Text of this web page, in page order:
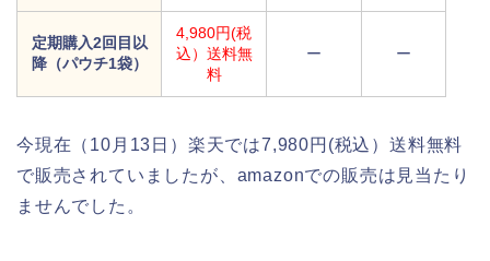
定期購入2回目以
降（パウチ1袋）
4,980円(税
込）送料無
料
ー ー
今現在（10月13日）楽天では7,980円(税込）送料無料
で販売されていましたが、amazonでの販売は見当たり
ませんでした。